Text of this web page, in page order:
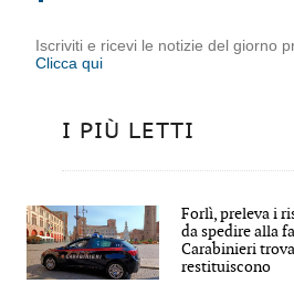
Iscriviti e ricevi le notizie del giorno
Clicca qui
I PIÙ LETTI
Forlì, preleva i
da spedire alla
Carabinieri
restituiscono